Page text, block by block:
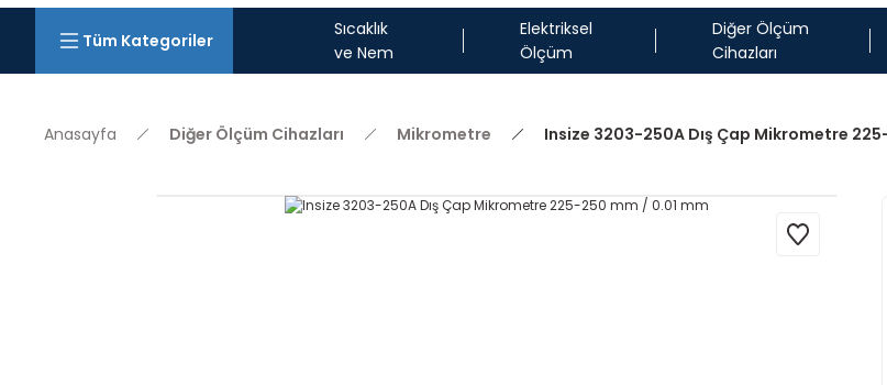
Tüm Kategoriler
Sıcaklık
ve Nem
Elektriksel
Ölçüm
Diğer Ölçüm
Cihazları
Anasayfa Diğer Ölçüm Cihazları Mikrometre Insize 3203-250A Dış Çap Mikrometre